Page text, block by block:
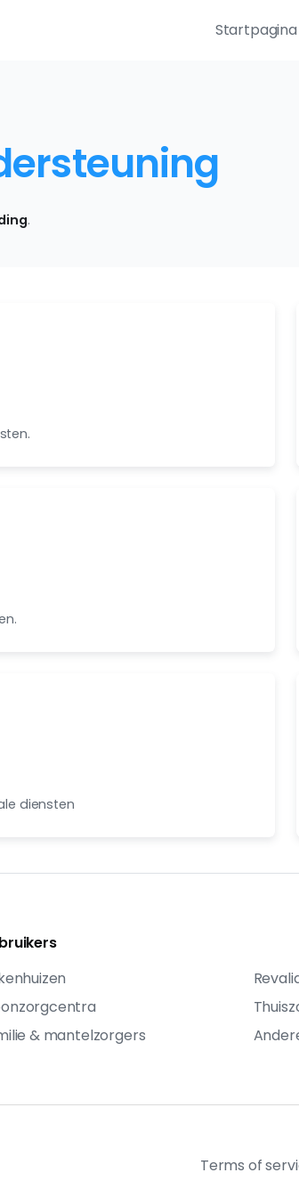
Startpagina
.
diensten
& mantelzorgers
Terms of